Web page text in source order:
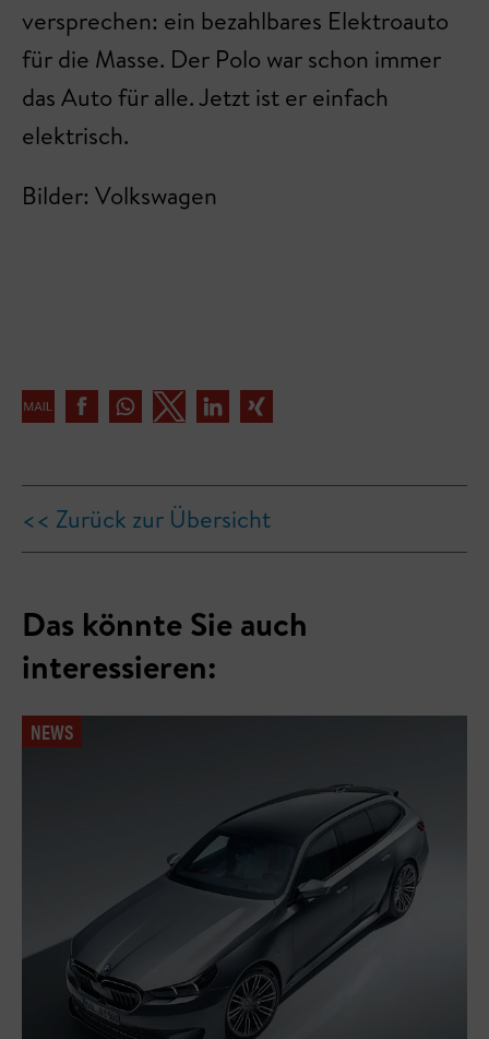
versprechen: ein bezahlbares Elektroauto
für die Masse. Der Polo war schon immer
das Auto für alle. Jetzt ist er einfach
elektrisch.
Bilder: Volkswagen
<< Zurück zur Übersicht
Das könnte Sie auch
interessieren:
NEWS